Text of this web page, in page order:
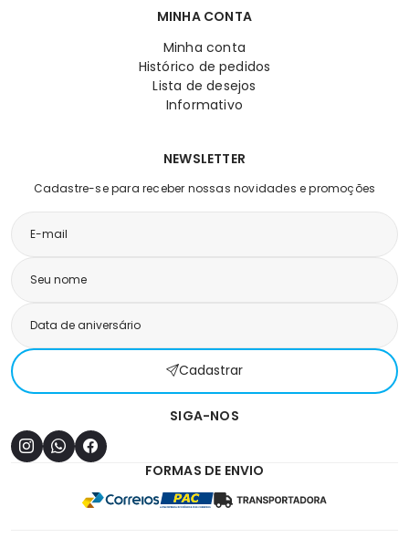
MINHA CONTA
Minha conta
Histórico de pedidos
Lista de desejos
Informativo
NEWSLETTER
Cadastre-se para receber nossas novidades e promoções
Cadastrar
SIGA-NOS
FORMAS DE ENVIO